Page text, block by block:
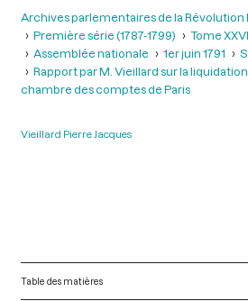
Archives parlementaires de la Révolution
Première série (1787-1799)
Tome
Assemblée nationale
1er juin 1791
Rapport par M. Vieillard sur la
chambre des comptes de Paris
Vieillard Pierre Jacques
Table des matières